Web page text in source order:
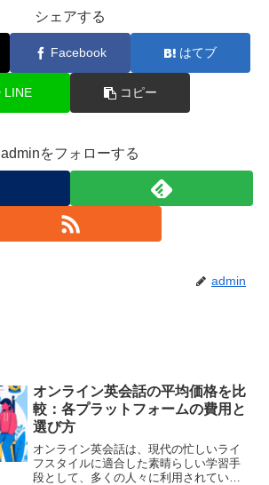
シェアする
Facebook はてブ
LINE コピー
adminをフォローする
admin
オンライン英会話の平均価格を比
較：各プラットフォームの費用と
選び方
オンライン英会話は、現代の忙しいライ
フスタイルに適合した素晴らしい学習手
段として、多くの人々に利用されていま